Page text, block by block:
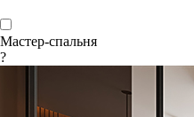
Мастер-спальня
?